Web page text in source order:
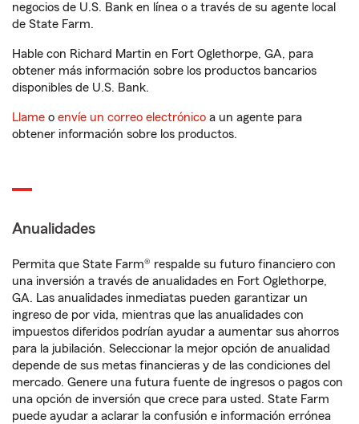
negocios de U.S. Bank en línea o a través de su agente local
de State Farm.
Hable con Richard Martin en Fort Oglethorpe, GA, para
obtener más información sobre los productos bancarios
disponibles de U.S. Bank.
Llame o envíe un correo electrónico a un agente para
obtener información sobre los productos.
Anualidades
Permita que State Farm® respalde su futuro financiero con
una inversión a través de anualidades en Fort Oglethorpe,
GA. Las anualidades inmediatas pueden garantizar un
ingreso de por vida, mientras que las anualidades con
impuestos diferidos podrían ayudar a aumentar sus ahorros
para la jubilación. Seleccionar la mejor opción de anualidad
depende de sus metas financieras y de las condiciones del
mercado. Genere una futura fuente de ingresos o pagos con
una opción de inversión que crece para usted. State Farm
puede ayudar a aclarar la confusión e información errónea